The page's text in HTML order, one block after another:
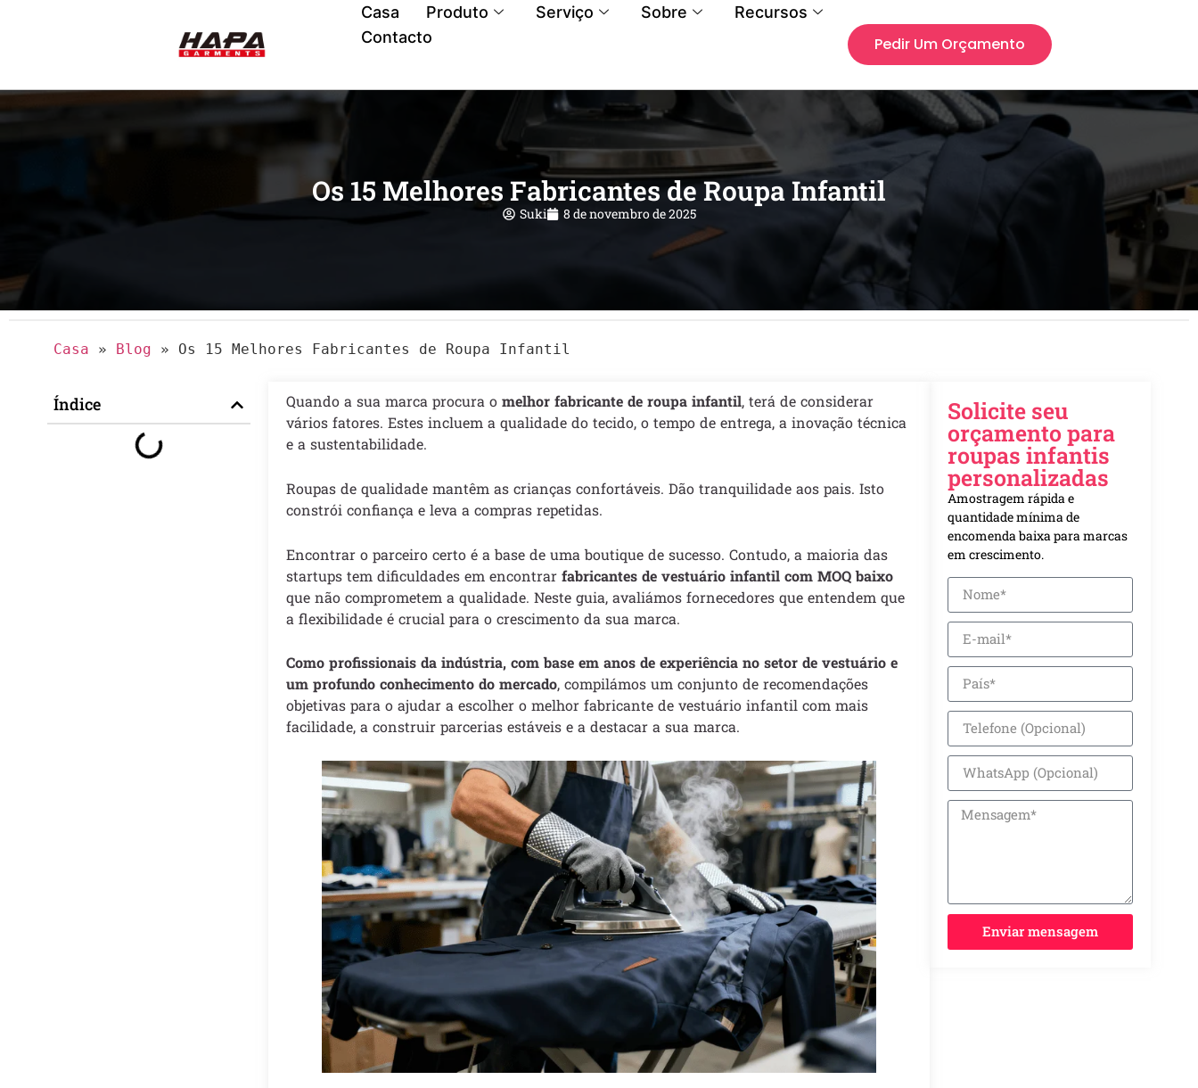
Casa Produto Serviço Sobre
Recursos
Contacto
Pedir Um Orçamento
Os 15 Melhores Fabricantes de Roupa Infantil
Suki 8 de novembro de 2025
Casa » Blog » Os 15 Melhores Fabricantes de Roupa Infantil
Índice Quando a sua marca procura o melhor fabricante de roupa infantil, terá de considerar
vários fatores. Estes incluem a qualidade do tecido, o tempo de entrega, a inovação técnica
e a sustentabilidade.
Roupas de qualidade mantêm as crianças confortáveis. Dão tranquilidade aos pais. Isto
constrói confiança e leva a compras repetidas.
Encontrar o parceiro certo é a base de uma boutique de sucesso. Contudo, a maioria das
startups tem dificuldades em encontrar fabricantes de vestuário infantil com MOQ baixo
que não comprometem a qualidade. Neste guia, avaliámos fornecedores que entendem que
a flexibilidade é crucial para o crescimento da sua marca.
Como profissionais da indústria, com base em anos de experiência no setor de vestuário e
um profundo conhecimento do mercado, compilámos um conjunto de recomendações
objetivas para o ajudar a escolher o melhor fabricante de vestuário infantil com mais
facilidade, a construir parcerias estáveis e a destacar a sua marca.
Solicite seu
orçamento para
roupas infantis
personalizadas
Amostragem rápida e
quantidade mínima de
encomenda baixa para marcas
em crescimento.
Enviar mensagem